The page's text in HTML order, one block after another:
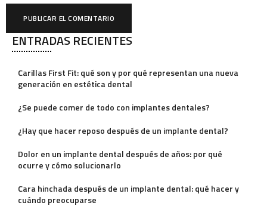
ENTRADAS RECIENTES
Carillas First Fit: qué son y por qué representan una nueva
generación en estética dental
¿Se puede comer de todo con implantes dentales?
¿Hay que hacer reposo después de un implante dental?
Dolor en un implante dental después de años: por qué
ocurre y cómo solucionarlo
Cara hinchada después de un implante dental: qué hacer y
cuándo preocuparse